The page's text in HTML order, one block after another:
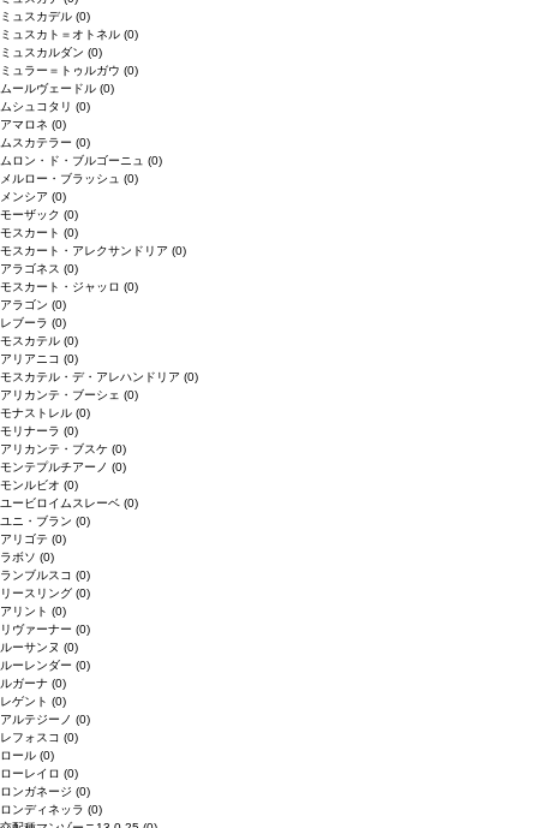
ミュスカデル (0)
ミュスカト＝オトネル (0)
ミュスカルダン (0)
ミュラー＝トゥルガウ (0)
ムールヴェードル (0)
ムシュコタリ (0)
アマロネ (0)
ムスカテラー (0)
ムロン・ド・ブルゴーニュ (0)
メルロー・ブラッシュ (0)
メンシア (0)
モーザック (0)
モスカート (0)
モスカート・アレクサンドリア (0)
アラゴネス (0)
モスカート・ジャッロ (0)
アラゴン (0)
レブーラ (0)
モスカテル (0)
アリアニコ (0)
モスカテル・デ・アレハンドリア (0)
アリカンテ・ブーシェ (0)
モナストレル (0)
モリナーラ (0)
アリカンテ・ブスケ (0)
モンテプルチアーノ (0)
モンルビオ (0)
ユービロイムスレーベ (0)
ユニ・ブラン (0)
アリゴテ (0)
ラボソ (0)
ランブルスコ (0)
リースリング (0)
アリント (0)
リヴァーナー (0)
ルーサンヌ (0)
ルーレンダー (0)
ルガーナ (0)
レゲント (0)
アルテジーノ (0)
レフォスコ (0)
ロール (0)
ローレイロ (0)
ロンガネージ (0)
ロンディネッラ (0)